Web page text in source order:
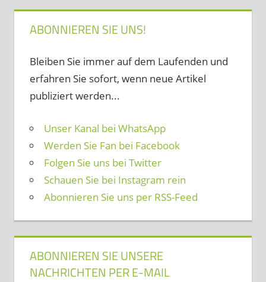
ABONNIEREN SIE UNS!
Bleiben Sie immer auf dem Laufenden und
erfahren Sie sofort, wenn neue Artikel
publiziert werden...
Unser Kanal bei WhatsApp
Werden Sie Fan bei Facebook
Folgen Sie uns bei Twitter
Schauen Sie bei Instagram rein
Abonnieren Sie uns per RSS-Feed
ABONNIEREN SIE UNSERE
NACHRICHTEN PER E-MAIL